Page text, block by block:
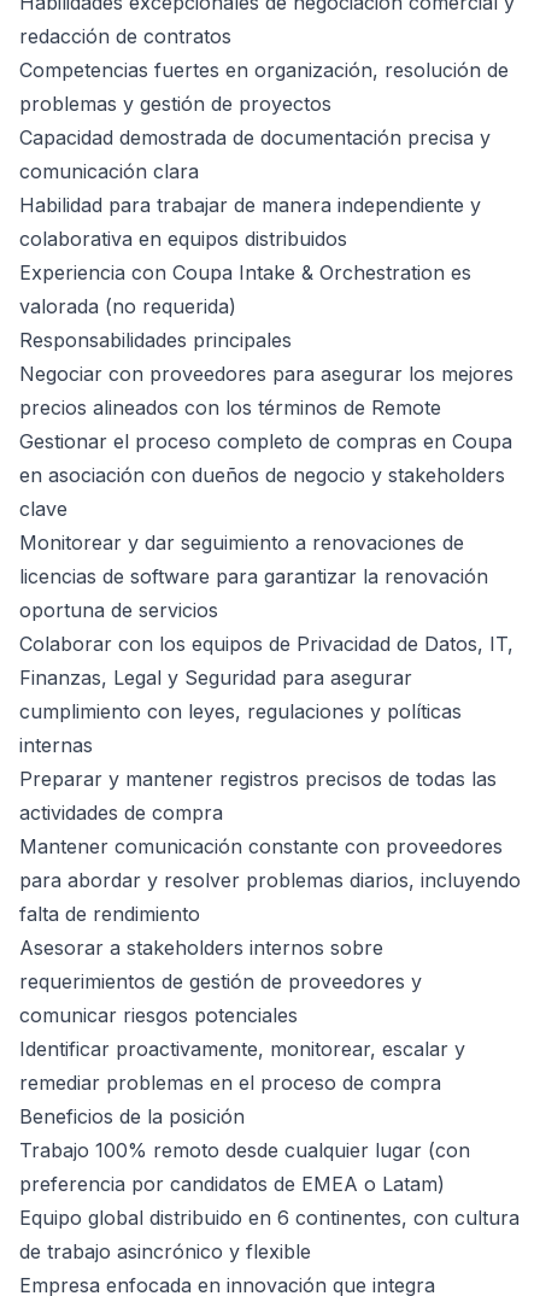
redacción de contratos
Competencias fuertes en organización, resolución de
problemas y gestión de proyectos
Capacidad demostrada de documentación precisa y
comunicación clara
Habilidad para trabajar de manera independiente y
colaborativa en equipos distribuidos
Experiencia con Coupa Intake & Orchestration es
valorada (no requerida)
Responsabilidades principales
Negociar con proveedores para asegurar los mejores
precios alineados con los términos de Remote
Gestionar el proceso completo de compras en Coupa
en asociación con dueños de negocio y stakeholders
clave
Monitorear y dar seguimiento a renovaciones de
licencias de software para garantizar la renovación
oportuna de servicios
Colaborar con los equipos de Privacidad de Datos, IT,
Finanzas, Legal y Seguridad para asegurar
cumplimiento con leyes, regulaciones y políticas
internas
Preparar y mantener registros precisos de todas las
actividades de compra
Mantener comunicación constante con proveedores
para abordar y resolver problemas diarios, incluyendo
falta de rendimiento
Asesorar a stakeholders internos sobre
requerimientos de gestión de proveedores y
comunicar riesgos potenciales
Identificar proactivamente, monitorear, escalar y
remediar problemas en el proceso de compra
Beneficios de la posición
Trabajo 100% remoto desde cualquier lugar (con
preferencia por candidatos de EMEA o Latam)
Equipo global distribuido en 6 continentes, con cultura
de trabajo asincrónico y flexible
Empresa enfocada en innovación que integra